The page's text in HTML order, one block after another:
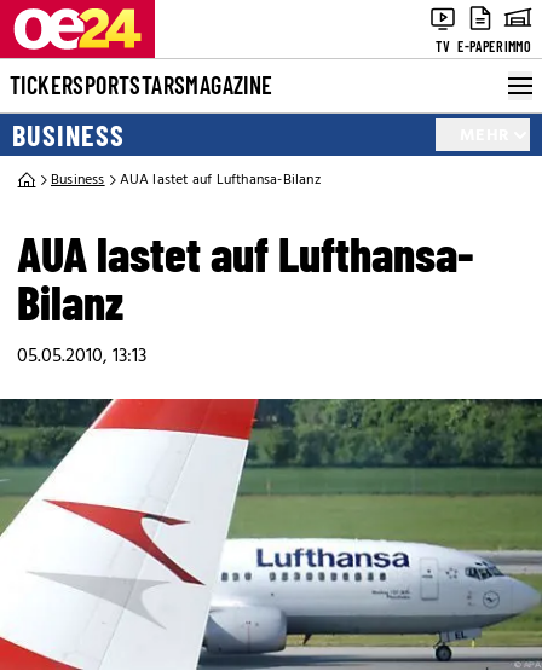
TV E-PAPERIMMO
TICKERSPORTSTARSMAGAZINE
BUSINESS
Business AUA lastet auf Lufthansa-Bilanz
AUA lastet auf Lufthansa-
Bilanz
05.05.2010, 13:13